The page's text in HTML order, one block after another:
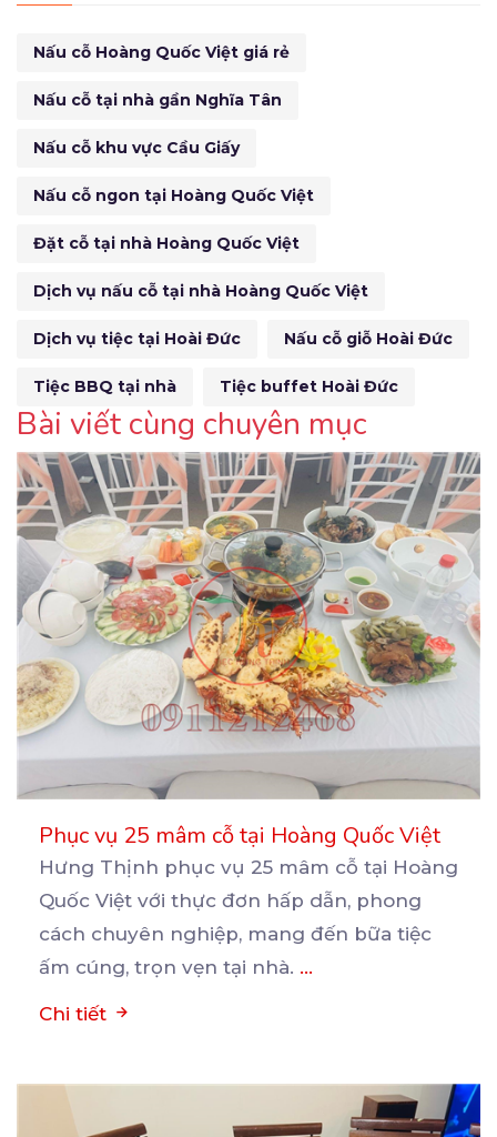
Nấu cỗ Hoàng Quốc Việt giá rẻ
Nấu cỗ tại nhà gần Nghĩa Tân
Nấu cỗ khu vực Cầu Giấy
Nấu cỗ ngon tại Hoàng Quốc Việt
Đặt cỗ tại nhà Hoàng Quốc Việt
Dịch vụ nấu cỗ tại nhà Hoàng Quốc Việt
Dịch vụ tiệc tại Hoài Đức Nấu cỗ giỗ Hoài Đức
Tiệc BBQ tại nhà Tiệc buffet Hoài Đức
Bài viết cùng chuyên mục
Phục vụ 25 mâm cỗ tại Hoàng Quốc Việt
Hưng Thịnh phục vụ 25 mâm cỗ tại Hoàng
Quốc Việt với thực đơn hấp dẫn, phong
cách chuyên nghiệp, mang đến bữa tiệc
ấm cúng, trọn vẹn tại nhà. ...
Chi tiết